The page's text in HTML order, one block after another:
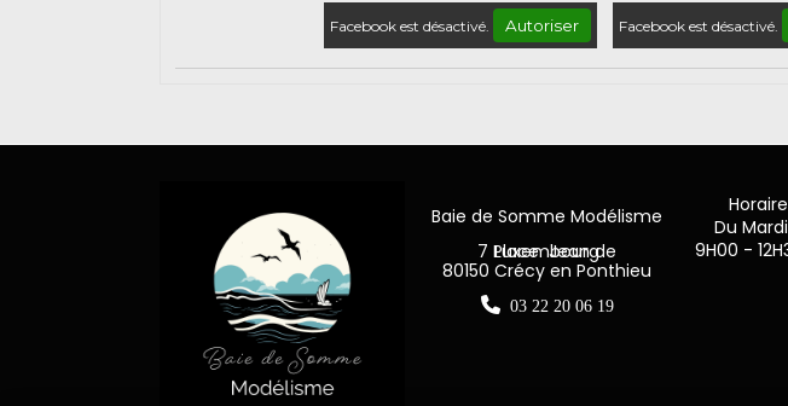
Facebook est désactivé. Autoriser Facebook est désactivé.
Baie de Somme Modélisme
7 Place Jean de Luxembourg
80150 Crécy en Ponthieu
 03 22 20 06 19
Du
9H00 -